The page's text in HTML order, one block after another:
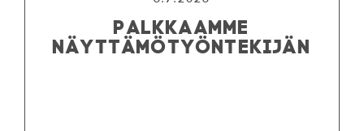
PALKKAAMME
NÄYTTÄMÖTYÖNTEKIJÄN